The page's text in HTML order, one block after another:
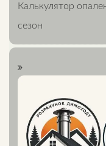
Калькулятор
сезон